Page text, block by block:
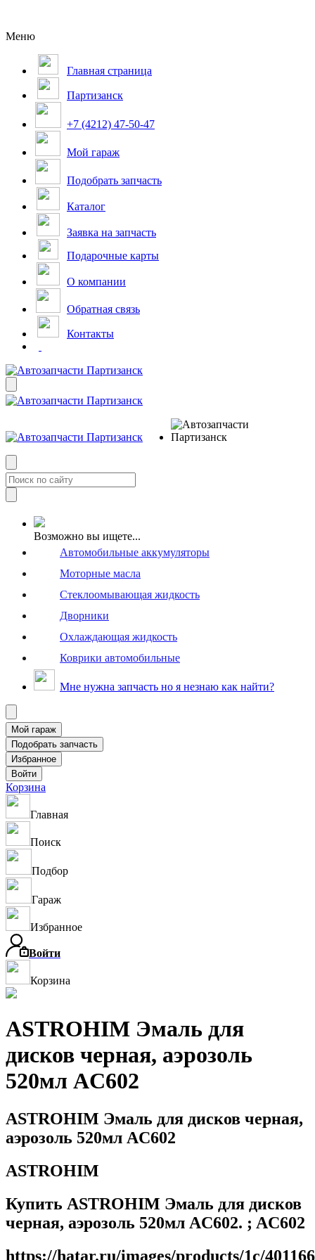
Меню
Главная страница
Партизанск
+7 (4212) 47-50-47
Мой гараж
Подобрать запчасть
Каталог
Заявка на запчасть
Подарочные карты
О компании
Обратная связь
Контакты
Возможно вы ищете...
Автомобильные аккумуляторы
Моторные масла
Стеклоомывающая жидкость
Дворники
Охлаждающая жидкость
Коврики автомобильные
Мне нужна запчасть но я незнаю как найти?
Корзина
Главная
Поиск
Подбор
Гараж
Избранное
Войти
Корзина
ASTROHIM Эмаль для
дисков черная, аэрозоль
520мл AC602
ASTROHIM Эмаль для дисков черная,
аэрозоль 520мл AC602
ASTROHIM
Купить ASTROHIM Эмаль для дисков
черная, аэрозоль 520мл AC602. ; AC602
https://hatar.ru/images/products/1c/